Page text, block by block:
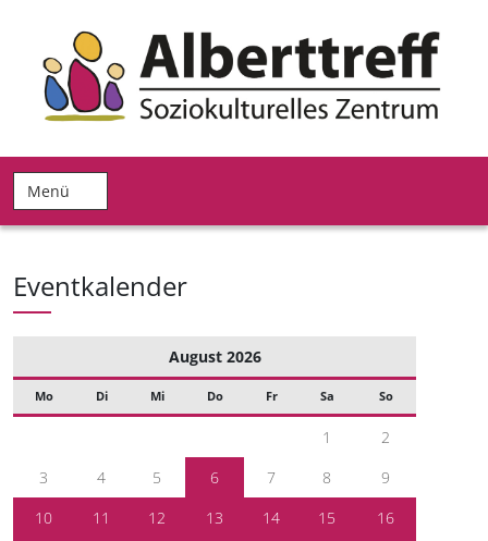
Menü
Eventkalender
August 2026
Mo Di Mi Do Fr Sa So
1
2
3
4 5 6 7 8
9
10
11 12 13 14 15
16